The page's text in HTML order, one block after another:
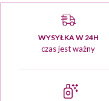
WYSYŁKA W 24H
czas jest ważny